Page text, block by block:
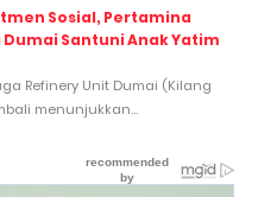
Sosial, Pertamina
Santuni Anak Yatim
Refinery Unit Dumai (Kilang
menunjukkan...